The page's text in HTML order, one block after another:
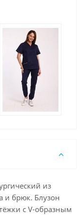
из
и брюк. Блузон
с V-образным